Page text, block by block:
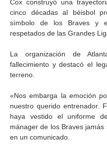
Cox construyó una
cinco décadas al béisbol
símbolo de los Braves y
respetados de las Grandes
La organización de
fallecimiento y destacó el
terreno.
«Nos embarga la emoción
nuestro querido entrenador.
haya vestido el uniforme
mánager de los Braves
en un comunicado.